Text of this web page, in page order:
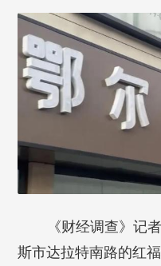
《财经调查》记
斯市达拉特南路的红